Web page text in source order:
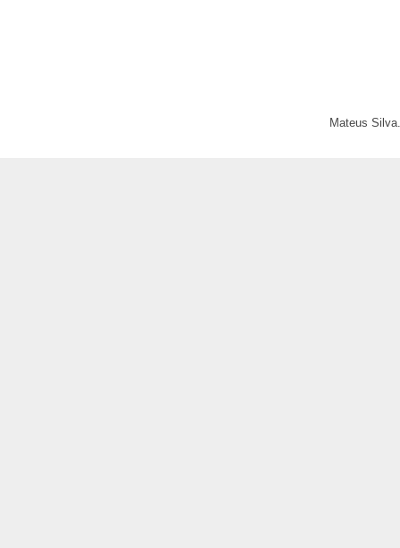
Mateus